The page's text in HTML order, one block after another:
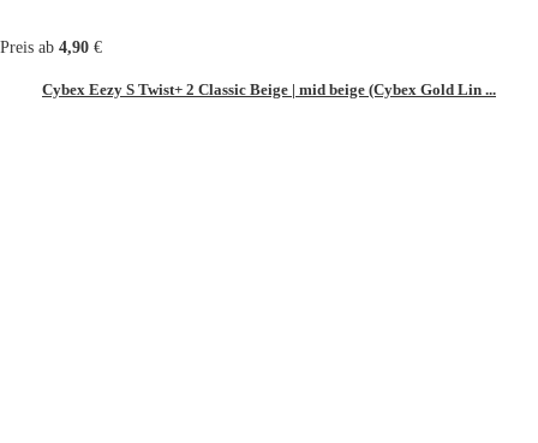
Preis ab 4,90 €
Cybex Eezy S Twist+ 2 Classic Beige | mid beige (Cybex Gold Lin ...